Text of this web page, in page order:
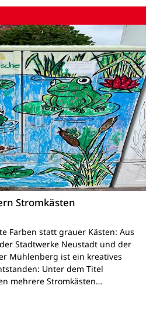
Stromkästen
Farben statt grauer Kästen: Aus
Stadtwerke Neustadt und der
Mühlenberg ist ein kreatives
Unter dem Titel
mehrere Stromkästen…